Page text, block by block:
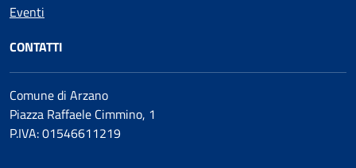
Eventi
CONTATTI
Comune di Arzano
Piazza Raffaele Cimmino, 1
P.IVA: 01546611219